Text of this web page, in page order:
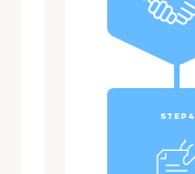
STEP4